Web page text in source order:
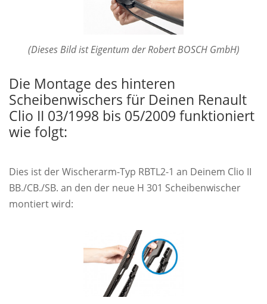
(Dieses Bild ist Eigentum der Robert BOSCH GmbH)
Die Montage des hinteren
Scheibenwischers für Deinen Renault
Clio II 03/1998 bis 05/2009 funktioniert
wie folgt:
Dies ist der Wischerarm-Typ RBTL2-1 an Deinem Clio II
BB./CB./SB. an den der neue H 301 Scheibenwischer
montiert wird: